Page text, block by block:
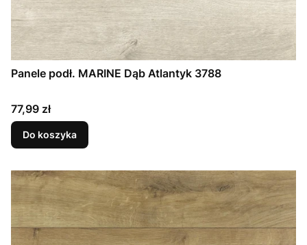
Panele podł. MARINE Dąb Atlantyk 3788
Cena
77,99 zł
Do koszyka